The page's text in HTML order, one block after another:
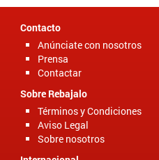
Contacto
Anúnciate con nosotros
Prensa
Contactar
Sobre Rebajalo
Términos y Condiciones
Aviso Legal
Sobre nosotros